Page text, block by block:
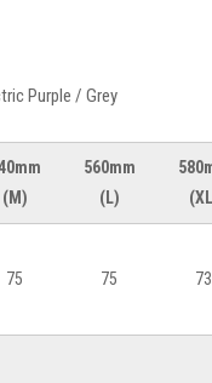
(M)
560mm
(L)
75 75 73